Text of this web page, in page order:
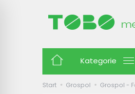
Kategorie
Start Grospol Grospol -